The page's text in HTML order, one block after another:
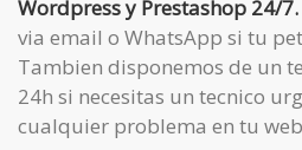
Wordpress y Prestashop 24/7.
via email o WhatsApp si tu
Tambien disponemos de un
24h si necesitas un tecnico
cualquier problema en tu